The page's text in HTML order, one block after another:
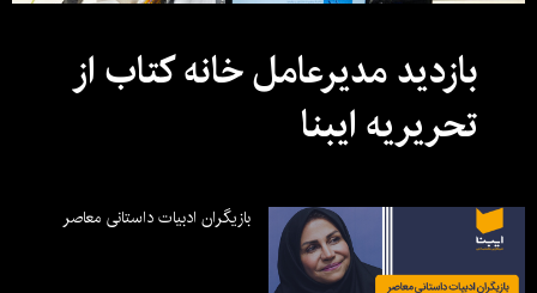
بازدید مدیرعامل خانه کتاب از
تحریریه ایبنا
بازیگران ادبیات داستانی معاصر